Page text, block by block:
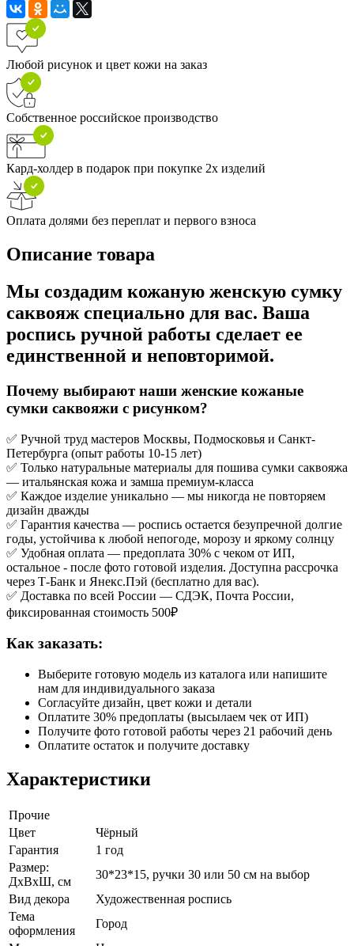
Любой рисунок и цвет кожи на заказ
Собственное российское производство
Кард-холдер в подарок при покупке 2х изделий
Оплата долями без переплат и первого взноса
Описание товара
Мы создадим кожаную женскую сумку
саквояж специально для вас. Ваша
роспись ручной работы сделает ее
единственной и неповторимой.
Почему выбирают наши женские кожаные
сумки саквояжи с рисунком?
✅ Ручной труд мастеров Москвы, Подмосковья и Санкт-
Петербурга (опыт работы 10-15 лет)
✅ Только натуральные материалы для пошива сумки саквояжа
— итальянская кожа и замша премиум-класса
✅ Каждое изделие уникально — мы никогда не повторяем
дизайн дважды
✅ Гарантия качества — роспись остается безупречной долгие
годы, устойчива к любой непогоде, морозу и яркому солнцу
✅ Удобная оплата — предоплата 30% с чеком от ИП,
остальное - после фото готовой изделия. Доступна рассрочка
через Т-Банк и Янекс.Пэй (бесплатно для вас).
✅ Доставка по всей России — СДЭК, Почта России,
фиксированная стоимость 500₽
Как заказать:
Выберите готовую модель из каталога или напишите
нам для индивидуального заказа
Согласуйте дизайн, цвет кожи и детали
Оплатите 30% предоплаты (высылаем чек от ИП)
Получите фото готовой работы через 21 рабочий день
Оплатите остаток и получите доставку
Характеристики
Прочие
Цвет
Чёрный
Гарантия
1 год
Размер:
ДхВхШ, см
30*23*15, ручки 30 или 50 см на выбор
Вид декора
Художественная роспись
Тема
оформления
Город